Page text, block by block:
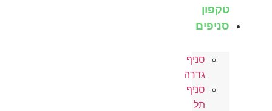
טקפון
סניפים
סניף
גדרה
סניף
תל